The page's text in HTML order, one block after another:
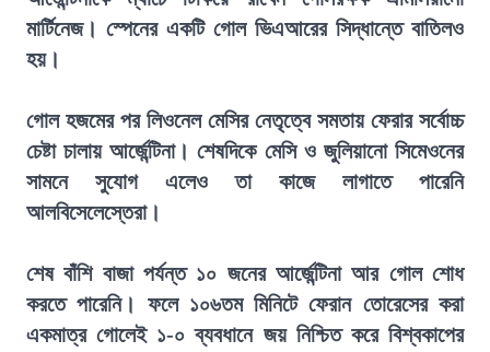
মার্টিনেজ। স্পেনের একটি গোল ভিএআরের সিদ্ধান্তে বাতিলও
হয়।
গোল হজমের পর লিওনেল মেসির নেতৃত্বে সমতায় ফেরার সর্বোচ্চ
চেষ্টা চালায় আর্জেন্টিনা। শেষদিকে মেসি ও জুলিয়ানো সিমেওনের
সামনে সুযোগ এলেও তা কাজে লাগাতে পারেনি
আলবিসেলেস্তেরা।
শেষ বাঁশি বাজা পর্যন্ত ১০ জনের আর্জেন্টিনা আর গোল শোধ
করতে পারেনি। ফলে ১০৬তম মিনিটে ফেরান তোরেসের করা
একমাত্র গোলেই ১-০ ব্যবধানে জয় নিশ্চিত করে বিশ্বকাপের